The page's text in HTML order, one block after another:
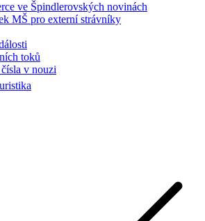
ve Špindlerovských novinách
MŠ pro externí strávníky
toků
v nouzi